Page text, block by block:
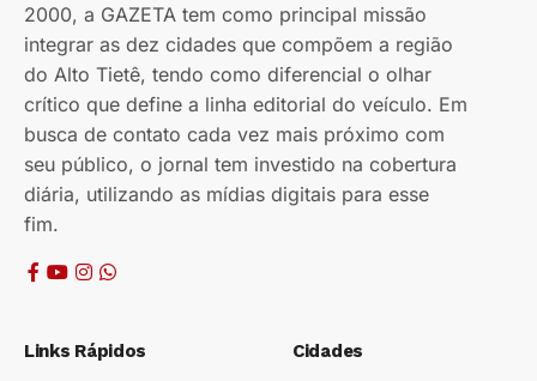
2000, a GAZETA tem como principal missão
integrar as dez cidades que compõem a região
do Alto Tietê, tendo como diferencial o olhar
crítico que define a linha editorial do veículo. Em
busca de contato cada vez mais próximo com
seu público, o jornal tem investido na cobertura
diária, utilizando as mídias digitais para esse
fim.
Links Rápidos Cidades